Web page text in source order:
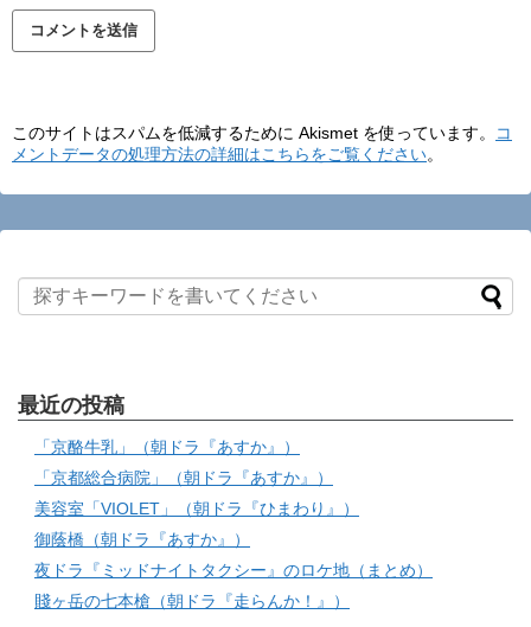
このサイトはスパムを低減するために Akismet を使っています。
コ
メントデータの処理方法の詳細はこちらをご覧ください。
最近の投稿
「京酪牛乳」（朝ドラ『あすか』）
「京都総合病院」（朝ドラ『あすか』）
美容室「VIOLET」（朝ドラ『ひまわり』）
御蔭橋（朝ドラ『あすか』）
夜ドラ『ミッドナイトタクシー』のロケ地（まとめ）
賤ヶ岳の七本槍（朝ドラ『走らんか！』）